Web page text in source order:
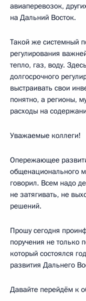
авиаперевозок,
на Дальний Восток.
Такой же системный
регулирования
тепло, газ, воду.
долгосрочного
выстраивать свои
понятно, а регионы,
расходы на
Уважаемые коллеги!
Опережающее
общенационального
говорил. Всем надо
не затягивать, не
решений.
Прошу сегодня
поручения не только
который состоялся
развития Дальнего
Давайте перейдём к